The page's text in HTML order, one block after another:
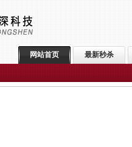
网站首页 最新秒杀